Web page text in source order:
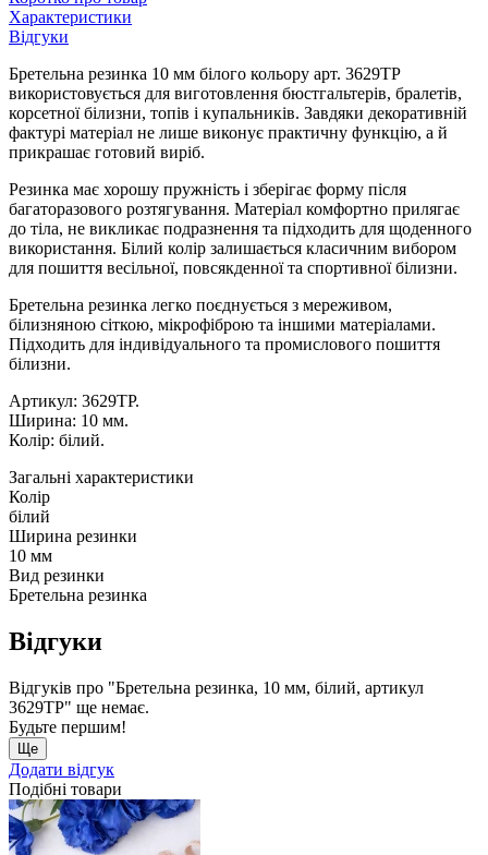
Характеристики
Відгуки
Бретельна резинка 10 мм білого кольору арт. 3629ТР
використовується для виготовлення бюстгальтерів, бралетів,
корсетної білизни, топів і купальників. Завдяки декоративній
фактурі матеріал не лише виконує практичну функцію, а й
прикрашає готовий виріб.
Резинка має хорошу пружність і зберігає форму після
багаторазового розтягування. Матеріал комфортно прилягає
до тіла, не викликає подразнення та підходить для щоденного
використання. Білий колір залишається класичним вибором
для пошиття весільної, повсякденної та спортивної білизни.
Бретельна резинка легко поєднується з мереживом,
білизняною сіткою, мікрофіброю та іншими матеріалами.
Підходить для індивідуального та промислового пошиття
білизни.
Артикул: 3629ТР.
Ширина: 10 мм.
Колір: білий.
Загальні характеристики
Колір
білий
Ширина резинки
10 мм
Вид резинки
Бретельна резинка
Відгуки
Відгуків про "Бретельна резинка, 10 мм, білий, артикул
3629ТР" ще немає.
Будьте першим!
Ще
Додати відгук
Подібні товари